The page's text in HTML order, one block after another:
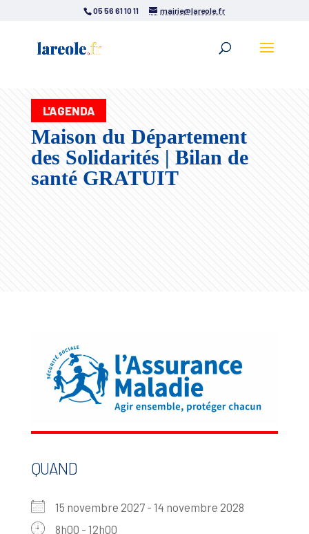
05 56 61 10 11 mairie@lareole.fr
L'AGENDA
Maison du Département
des Solidarités | Bilan de
santé GRATUIT
QUAND
15 novembre 2027 - 14 novembre 2028
8h00 - 12h00